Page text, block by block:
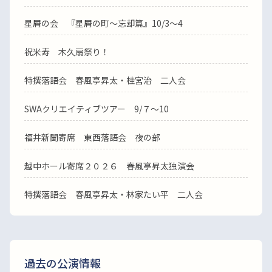
星屑の会 『星屑の町～忘却篇』10/3～4
祝米寿 木久扇祭り！
特撰落語会 春風亭昇太・桂宮治 二人会
SWAクリエイティブツアー 9/７～10
福井新聞寄席 東西落語会 夜の部
越中ホール寄席２０２６ 春風亭昇太独演会
特撰落語会 春風亭昇太・林家たい平 二人会
過去の公演情報